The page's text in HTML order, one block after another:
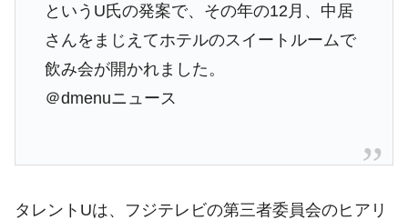
というU氏の発案で、その年の12月、中居
さんをまじえてホテルのスイートルームで
飲み会が開かれました。
＠dmenuニュース
タレントUは、フジテレビの第三者委員会のヒアリ